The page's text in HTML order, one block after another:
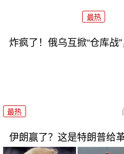
最热
炸疯了！俄乌互掀“仓库战
最热
伊朗赢了？这是特朗普给